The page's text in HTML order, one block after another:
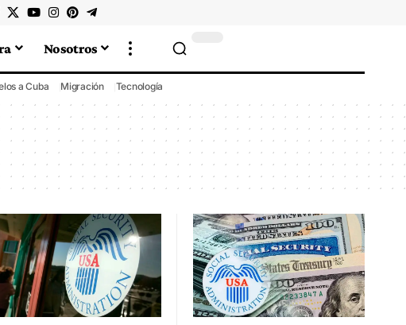
Nosotros
a Cuba Migración Tecnología